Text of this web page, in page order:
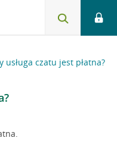
usługa czatu jest płatna?